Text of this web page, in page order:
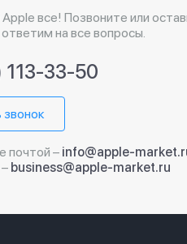
все! Позвоните или
на все вопросы.
113-33-50
звонок
почтой – info@apple-
business@apple-market.ru